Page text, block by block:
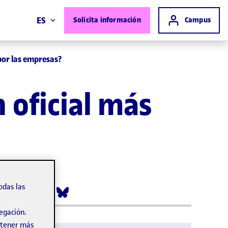
Solicita información Acceso a
Campus
ES
las empresas?
oficial más
las
más